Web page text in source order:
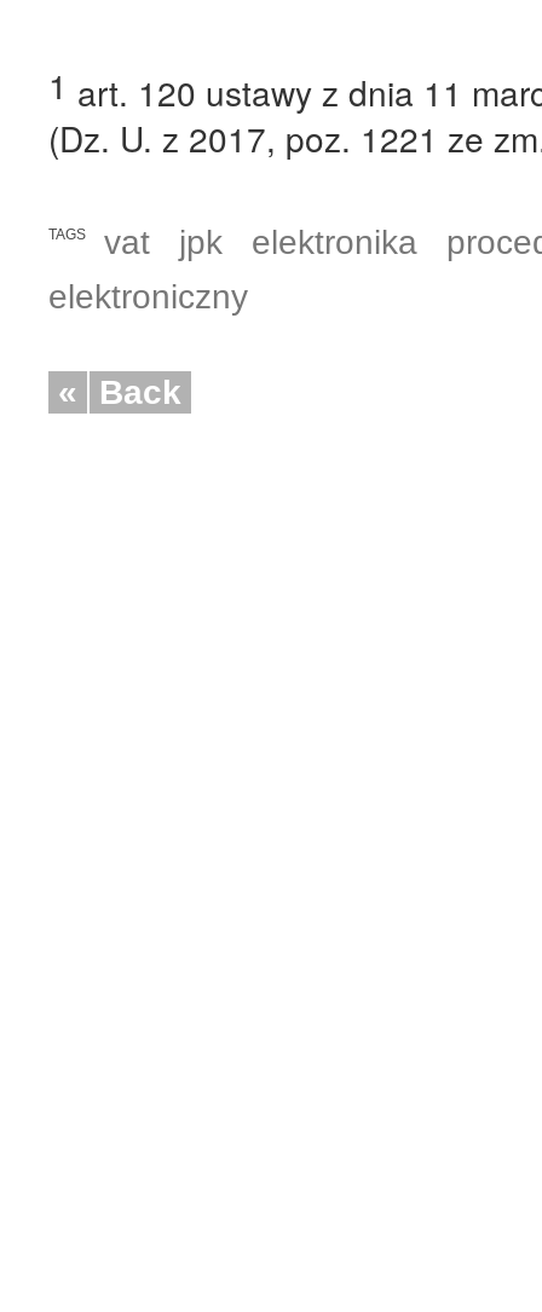
1 art. 120 ustawy z dnia 11
(Dz. U. z 2017, poz. 1221 ze
TAGS vat jpk elektronika
elektroniczny
« Back